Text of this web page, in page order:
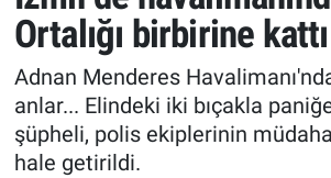
Ortalığı birbirine kattı
Adnan Menderes
anlar... Elindeki iki bıçakla
şüpheli, polis ekiplerinin
hale getirildi.
Ekonomi
Trend
Özel Haberler
Spor
Ekonomi
Dünya
Tüm Manşetler
Son Dakika Haberleri
Haber Arşivi